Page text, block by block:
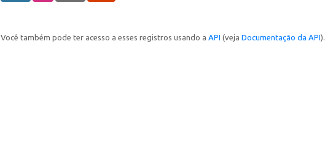
Você também pode ter acesso a esses registros usando a API (veja Documentação da API).